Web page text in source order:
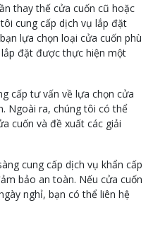
thay thế cửa cuốn cũ hoặc
cung cấp dịch vụ lắp đặt
lựa chọn loại cửa cuốn phù
đặt được thực hiện một
cấp tư vấn về lựa chọn cửa
Ngoài ra, chúng tôi có thể
cuốn và đề xuất các giải
cung cấp dịch vụ khẩn cấp
bảo an toàn. Nếu cửa cuốn
nghỉ, bạn có thể liên hệ